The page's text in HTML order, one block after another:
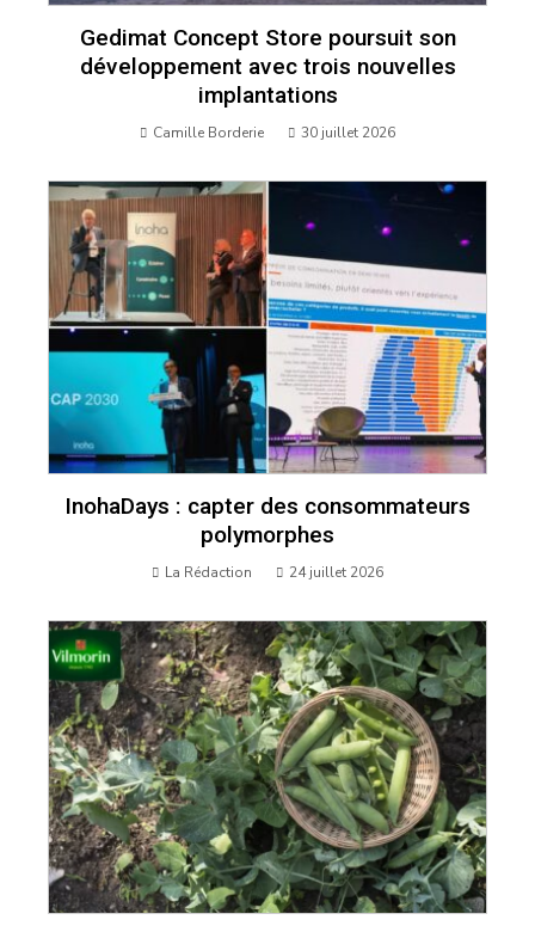
Gedimat Concept Store poursuit son
développement avec trois nouvelles
implantations
Camille Borderie 30 juillet 2026
InohaDays : capter des consommateurs
polymorphes
La Rédaction 24 juillet 2026